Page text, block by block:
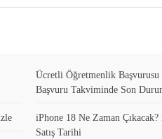
Ücretli Öğretmenlik Başvurusu
Başvuru Takviminde Son
iPhone 18 Ne Zaman Çıkacak?
Satış Tarihi